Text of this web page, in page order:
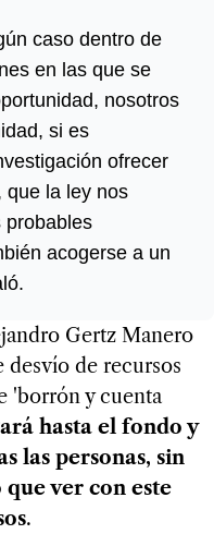
caso dentro de
en las que se
nosotros
si es
ofrecer
que la ley nos
probables
acogerse a un
Gertz Manero
desvío de recursos
'borrón y cuenta
hasta el fondo y
las personas, sin
ver con este
.